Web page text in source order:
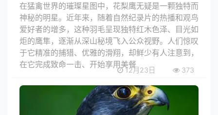
在猛禽世界的璀璨星图中，花梨鹰无疑是一颗独特而
神秘的明星。近年来，随着自然纪录片的热播和观鸟
爱好者的增多，这种羽毛呈现独特红木色泽、目光如
炬的鹰隼，逐渐从深山秘境飞入公众视野。人们惊叹
于它精准的捕猎、优雅的滑翔，却鲜少有人注意到，
在它完成致命一击、开始享用美餐
12月23日 373